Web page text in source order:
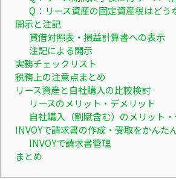
Q：リース資産の固定資産税はどう
開示と注記
貸借対照表・損益計算書への表示
注記による開示
実務チェックリスト
税務上の注意点まとめ
リース資産と自社購入の比較検討
リースのメリット・デメリット
自社購入（割賦含む）のメリット
INVOYで請求書の作成・受取をかんた
INVOYで請求書管理
まとめ